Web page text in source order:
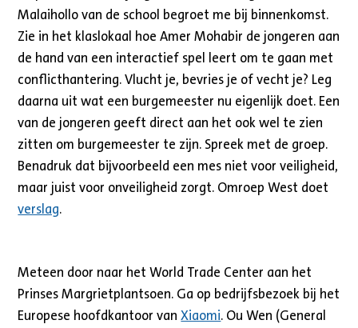
Malaihollo van de school begroet me bij binnenkomst.
Zie in het klaslokaal hoe Amer Mohabir de jongeren aan
de hand van een interactief spel leert om te gaan met
conflicthantering. Vlucht je, bevries je of vecht je? Leg
daarna uit wat een burgemeester nu eigenlijk doet. Een
van de jongeren geeft direct aan het ook wel te zien
zitten om burgemeester te zijn. Spreek met de groep.
Benadruk dat bijvoorbeeld een mes niet voor veiligheid,
maar juist voor onveiligheid zorgt. Omroep West doet
verslag.
Meteen door naar het World Trade Center aan het
Prinses Margrietplantsoen. Ga op bedrijfsbezoek bij het
Europese hoofdkantoor vanXiaomi. Ou Wen (General